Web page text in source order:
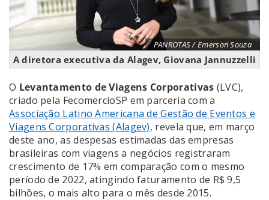
PANROTAS / Emerson Souza
A diretora executiva da Alagev, Giovana Jannuzzelli
O Levantamento de Viagens Corporativas (LVC),
criado pela FecomercioSP em parceria com a
Associação Latino Americana de Gestão de Eventos e
Viagens Corporativas (Alagev), revela que, em março
deste ano, as despesas estimadas das empresas
brasileiras com viagens a negócios registraram
crescimento de 17% em comparação com o mesmo
período de 2022, atingindo faturamento de R$ 9,5
bilhões, o mais alto para o mês desde 2015.